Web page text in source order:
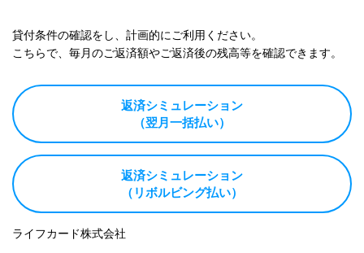
貸付条件の確認をし、計画的にご利用ください。
こちらで、毎月のご返済額やご返済後の残高等を確認できます。
返済シミュレーション
（翌月一括払い）
返済シミュレーション
（リボルビング払い）
ライフカード株式会社